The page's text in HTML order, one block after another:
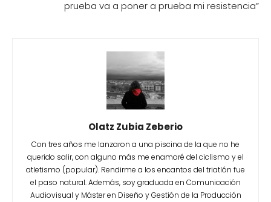
prueba va a poner a prueba mi resistencia”
Olatz Zubia Zeberio
Con tres años me lanzaron a una piscina de la que no he
querido salir, con alguno más me enamoré del ciclismo y el
atletismo (popular). Rendirme a los encantos del triatlón fue
el paso natural. Además, soy graduada en Comunicación
Audiovisual y Máster en Diseño y Gestión de la Producción